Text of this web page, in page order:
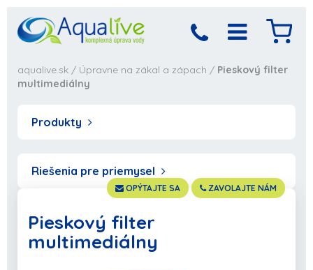
aqualive.sk / Úpravne na zákal a zápach / Pieskový filter
multimediálny
Produkty
Riešenia pre priemysel
OPÝTAJTE SA ZAVOLAJTE NÁM
Pieskový filter
multimediálny
Produkt bol pridaný
Objednávka sa